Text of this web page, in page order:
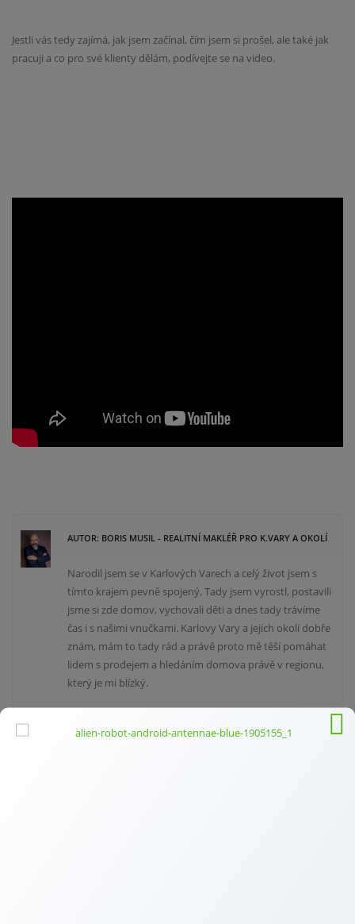
Jestli vás tedy zajímá, jak jsem začínal, čím jsem si prošel, ale také jak
pracuji a co pro své klienty dělám, podívejte se na video.
AUTOR: BORIS MUSIL - REALITNÍ MAKLÉŘ PRO K.VARY A OKOLÍ
Narodil jsem se v Karlových Varech a celý život jsem s
tímto krajem pevně spojený. Tady jsem vyrostl, postavili
jsme si zde domov, vychovali děti a dnes tady trávíme
čas i s našimi vnučkami. Karlovy Vary a jejich okolí dobře
znám, mám to tady rád a právě proto mě těší pomáhat
lidem s prodejem a hledáním domova právě v regionu,
který je mi blízký.
Než jsem vstoupil do světa realit, působil jsem v několika
obchodních společnostech. Ať už jsem dělal jakoukoliv